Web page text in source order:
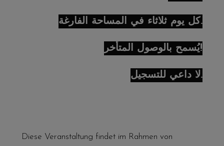
كل يوم ثلاثاء في المساحة الفارغة.
يُسمح بالوصول المتأخر!
لا داعي للتسجيل.
Diese Veranstaltung findet im Rahmen von